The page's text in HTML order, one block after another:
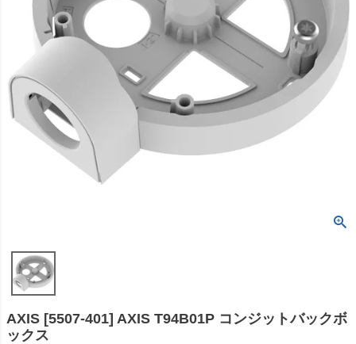
AXIS [5507-401] AXIS T94B01P コンジットバックボ
ックス